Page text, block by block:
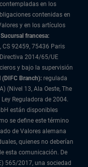
en los
contenidas en
y en los artículos
Sucursal francesa:
CS 92459, 75436 Paris
2014/65/UE
y bajo la supervisión
(DIFC Branch): regulada
(Nivel 13, Ala Oeste, The
Reguladora de 2004.
están disponibles
se define este término
de Valores alemana
quienes no deberían
esta comunicación. De
565/2017, una sociedad